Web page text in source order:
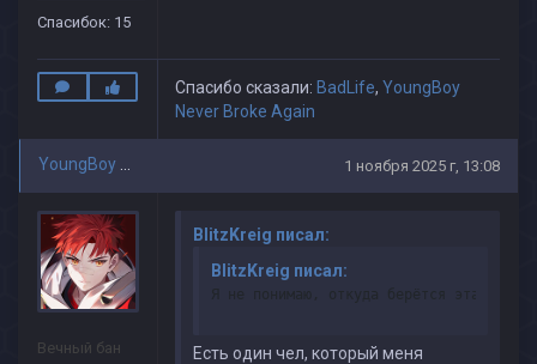
Спасибок: 15
Спасибо сказали: BadLife, YoungBoy
Never Broke Again
1 ноября 2025 г, 13:08
Вечный бан
BlitzKreig писал:
BlitzKreig писал:
Я не понимаю, откуда берётся эта
Есть один чел, который меня